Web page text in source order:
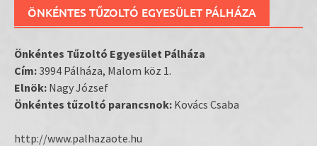
ÖNKÉNTES TŰZOLTÓ EGYESÜLET PÁLHÁZA
Önkéntes Tűzoltó Egyesület Pálháza
Cím:3994 Pálháza, Malom köz 1.
Elnök: Nagy József
Önkéntes tűzoltó parancsnok: Kovács Csaba
http://www.palhazaote.hu